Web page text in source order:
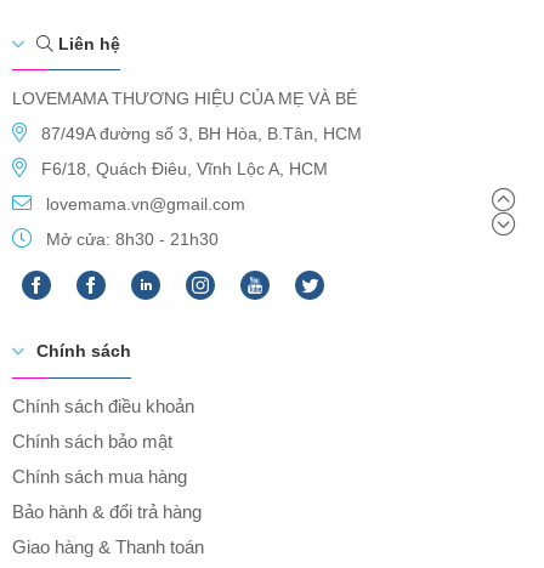
Liên hệ
LOVEMAMA THƯƠNG HIỆU CỦA MẸ VÀ BÉ
87/49A đường số 3, BH Hòa, B.Tân, HCM
F6/18, Quách Điêu, Vĩnh Lộc A, HCM
lovemama.vn@gmail.com
Mở cửa: 8h30 - 21h30
Chính sách
Chính sách điều khoản
Chính sách bảo mật
Chính sách mua hàng
Bảo hành & đổi trả hàng
Giao hàng & Thanh toán